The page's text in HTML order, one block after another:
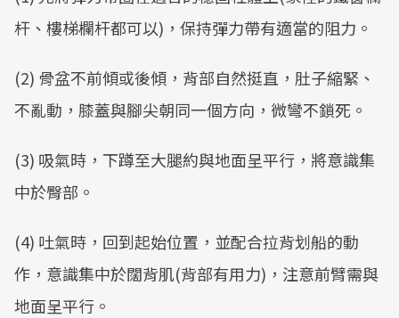
杆、樓梯欄杆都可以)，保持彈力帶有適當的阻力。
(2) 骨盆不前傾或後傾，背部自然挺直，肚子縮緊、
不亂動，膝蓋與腳尖朝同一個方向，微彎不鎖死。
(3) 吸氣時，下蹲至大腿約與地面呈平行，將意識集
中於臀部。
(4) 吐氣時，回到起始位置，並配合拉背划船的動
作，意識集中於闊背肌(背部有用力)，注意前臂需與
地面呈平行。